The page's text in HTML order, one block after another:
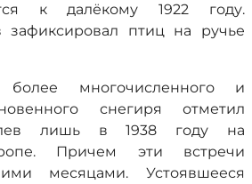
к далёкому 1922 году.
зафиксировал птиц на ручье
более многочисленного и
снегиря отметил
лишь в 1938 году на
Причем эти встречи
месяцами. Устоявшееся